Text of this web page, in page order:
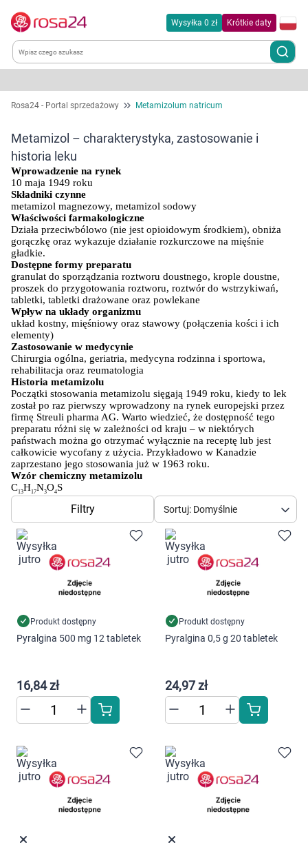
Wysyłka 0 zł Krótkie daty
Kategorie
Chemia gospodarcza
Dla zwierząt
Dom i ogród
Zdrowie
Kobieta w ciąży i mama
Dziecko
Higiena
Kosmetyki
Mężczyzna
Zdrowy styl życia
Zabawki
Sprzęt medyczny
Motoryzacja
Grupy produktowe
Marki
Rosa24 - Portal sprzedażowy Metamizolum natricum
Metamizol – charakterystyka, zastosowanie i
historia leku
Wprowadzenie na rynek
10 maja 1949 roku
Składniki czynne
metamizol magnezowy, metamizol sodowy
Właściwości farmakologiczne
Działa przeciwbólowo (nie jest opioidowym środkiem), obniża
gorączkę oraz wykazuje działanie rozkurczowe na mięśnie
gładkie.
Dostępne formy preparatu
granulat do sporządzania roztworu doustnego, krople doustne,
proszek do przygotowania roztworu, roztwór do wstrzykiwań,
tabletki, tabletki drażowane oraz powlekane
Wpływ na układy organizmu
układ kostny, mięśniowy oraz stawowy (połączenia kości i ich
elementy)
Zastosowanie w medycynie
Chirurgia ogólna, geriatria, medycyna rodzinna i sportowa,
rehabilitacja oraz reumatologia
Historia metamizolu
Początki stosowania metamizolu sięgają 1949 roku, kiedy to lek
został po raz pierwszy wprowadzony na rynek europejski przez
firmę Streuli pharma AG. Warto wiedzieć, że dostępność tego
preparatu różni się w zależności od kraju – w niektórych
państwach można go otrzymać wyłącznie na receptę lub jest
całkowicie wycofany z użycia. Przykładowo w Kanadzie
zaprzestano jego stosowania już w 1963 roku.
Wzór chemiczny metamizolu
C13H17N3O4S
Filtry Sortuj: Domyślnie
Produkt dostępny
Pyralgina 500 mg 12 tabletek
16,84 zł
Produkt dostępny
Pyralgina 0,5 g 20 tabletek
24,97 zł